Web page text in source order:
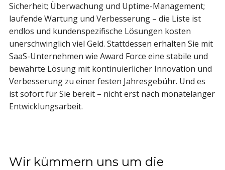
Sicherheit; Überwachung und Uptime-Management;
laufende Wartung und Verbesserung – die Liste ist
endlos und kundenspezifische Lösungen kosten
unerschwinglich viel Geld. Stattdessen erhalten Sie mit
SaaS-Unternehmen wie Award Force eine stabile und
bewährte Lösung mit kontinuierlicher Innovation und
Verbesserung zu einer festen Jahresgebühr. Und es
ist sofort für Sie bereit – nicht erst nach monatelanger
Entwicklungsarbeit.
Wir kümmern uns um die